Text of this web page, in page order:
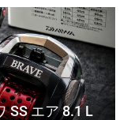
SS エア 8.1 L